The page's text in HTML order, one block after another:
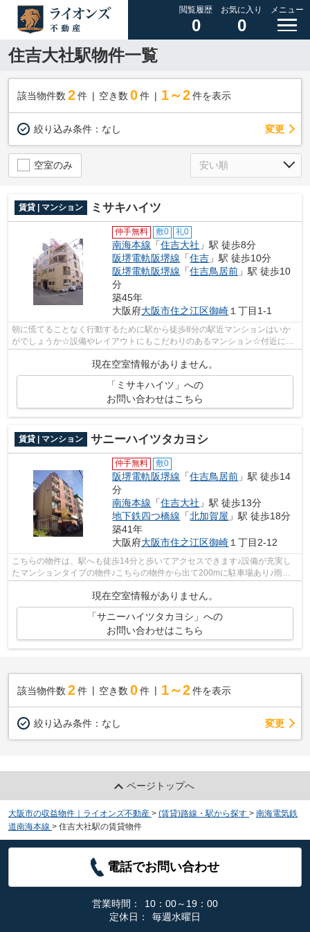
閲覧履歴
0
お気に入り
0
メニュー
住吉大社駅物件一覧
該当物件数 2件 空き数 0 件 1～2 件を表示
絞り込み条件： なし 変更
空室のみ
賃貸 | マンション ミサキハイツ
仲手無料 敷0 礼0
南海本線 「住吉大社 」駅 徒歩8分
阪堺電軌阪堺線 「住吉 」駅 徒歩10分
阪堺電軌阪堺線 「住吉鳥居前 」駅 徒歩10
分
築45年
大阪府大阪市住之江区御崎１丁目1-1
朝に慌てることなく行動するために駅から徒歩8分の駅近マンションはいか
がでしょうか☆設備やレイアウトにもこだわりのあるマンション☆付近に駅
現在空室情報がありません。
「ミサキハイツ」への
お問い合わせはこちら
賃貸 | マンション サニーハイツタカヨシ
仲手無料 敷0
阪堺電軌阪堺線 「住吉鳥居前 」駅 徒歩14
分
南海本線 「住吉大社 」駅 徒歩13分
地下鉄四つ橋線 「北加賀屋 」駅 徒歩18分
築41年
大阪府大阪市住之江区御崎 １丁目2-12
こちらの物件は、駅へも徒歩14分と歩いてアクセスできます♪設備が充実し
たマンションタイプの物件♪こちらの物件から出て200mに駐車場あり♪雨風
現在空室情報がありません。
「サニーハイツタカヨシ」への
お問い合わせはこちら
該当物件数 2件 空き数 0 件 1～2 件を表示
絞り込み条件： なし 変更
ページトップへ
大阪市の収益物件｜ライオンズ不動産 > (賃貸)路線・駅から探す > 南海電気鉄
道南海本線 > 住吉大社駅の賃貸物件
電話でお問い合わせ
営業時間：
10：00～19：00
定休日：
毎週水曜日